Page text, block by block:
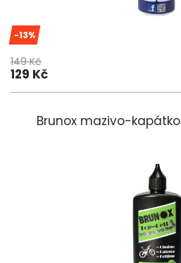
-13%
149 Kč
129 Kč
Brunox mazivo-kapátko